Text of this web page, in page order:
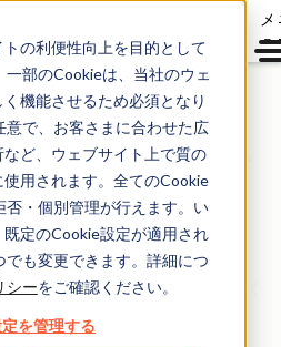
の利便性向上を目的として
部のCookieは、当社のウェ
機能させるため必須となり
意で、お客さまに合わせた広
ど、ウェブサイト上で質の
用されます。全てのCookie
・個別管理が行えます。い
定のCookie設定が適用され
でも変更できます。詳細につ
シーをご確認ください。
を管理する
ハウ無料
ード資料
ち資料や製品を活用して、
意欲醸成、顧客化にお役立てく
さい。